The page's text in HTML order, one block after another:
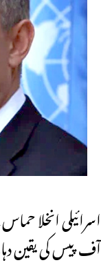
اسرائیلی انخلا
آف پیس کی یقین